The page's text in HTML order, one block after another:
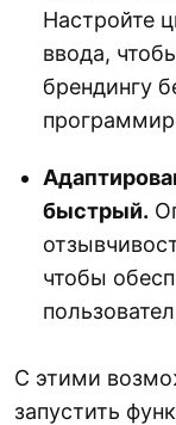
Настройте
ввода,
брендингу
быстрый.
чтобы
С этими
запустить